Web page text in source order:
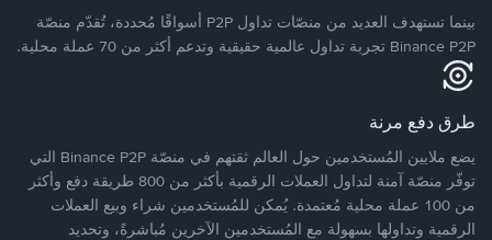
بينما تستهدف العديد من منصّات تداول P2P أسواقًا مُحددة، تُقدّم منصّة
Binance P2P تجربة تداول عالمية حقيقية وتدعم أكثر من 70 عملة محلية.
طرق دفع مرنة
يضع ملايين المُستخدمين حول العالم ثقتهم في منصّة Binance P2P التي
توفّر منصّة آمنة لتداول العملات الرقمية بأكثر من 800 طريقة دفع وأكثر
من 100 عملة محلية مُعتمدة. يُمكن للمُستخدمين شراء وبيع العملات
الرقمية وتداولها بسهولة مع المُستخدمين الآخرين مُباشرةً، وتحديد